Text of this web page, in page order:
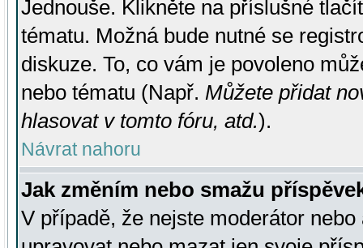
Jednouše. Klikněte na příslušné
tématu. Možná bude nutné se
diskuze. To, co vám je povoleno
nebo tématu (Např. Můžete přidat
hlasovat v tomto fóru, atd.).
Návrat nahoru
Jak změním nebo smažu
V případě, že nejste moderátor